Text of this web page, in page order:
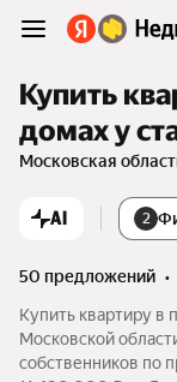
Купить
домах у
Московская
AI 2
50 предложений •
Купить квартиру в
Московской
собственников по